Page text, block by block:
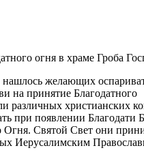
огня в храме Гроба
желающих
на принятие Благодатного
различных христианских
при появлении
Огня. Святой Свет они
Иерусалимским